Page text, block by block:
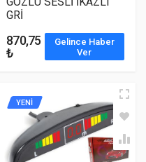
GRİ
870,75
₺
Gelince Haber
Ver
YENİ